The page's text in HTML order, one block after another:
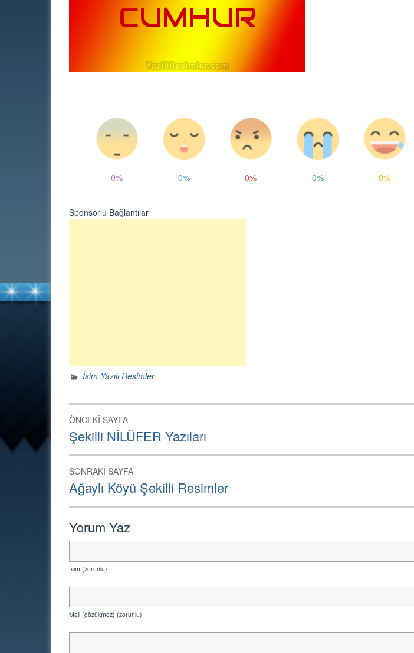
0% 0% 0% 0% 0%
Sponsorlu Bağlantılar
İsim Yazılı Resimler
Yazı
dolaşımı
ÖNCEKI SAYFA
Önceki
Sayfa:
Şekilli NİLÜFER Yazıları
SONRAKI SAYFA
Sonraki
Sayfa:
Ağaylı Köyü Şekilli Resimler
Yorum Yaz
İsim (zorunlu)
Mail (gözükmez) (zorunlu)